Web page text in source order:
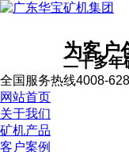
为客户
二十多年
全国服务热线4008-
网站首页
关于我们
矿机产品
客户案例